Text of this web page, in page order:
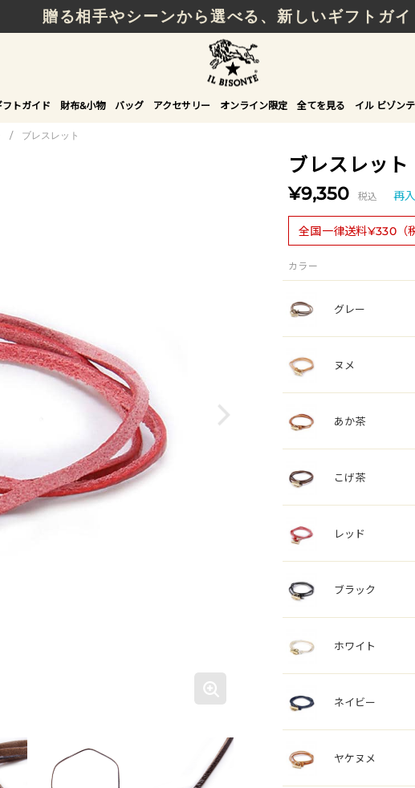
贈る相手やシーンから選べる、新しいギフトガイ
フトガイド 財布&小物 バッグ アクセサリー オンライン限定 全てを見る イル ビゾン
/ ブレスレット
ブレスレット
¥9,350 税込 再
全国一律送料¥330（
カラー
グレー
ヌメ
あか茶
こげ茶
レッド
ブラック
ホワイト
ネイビー
ヤケヌメ